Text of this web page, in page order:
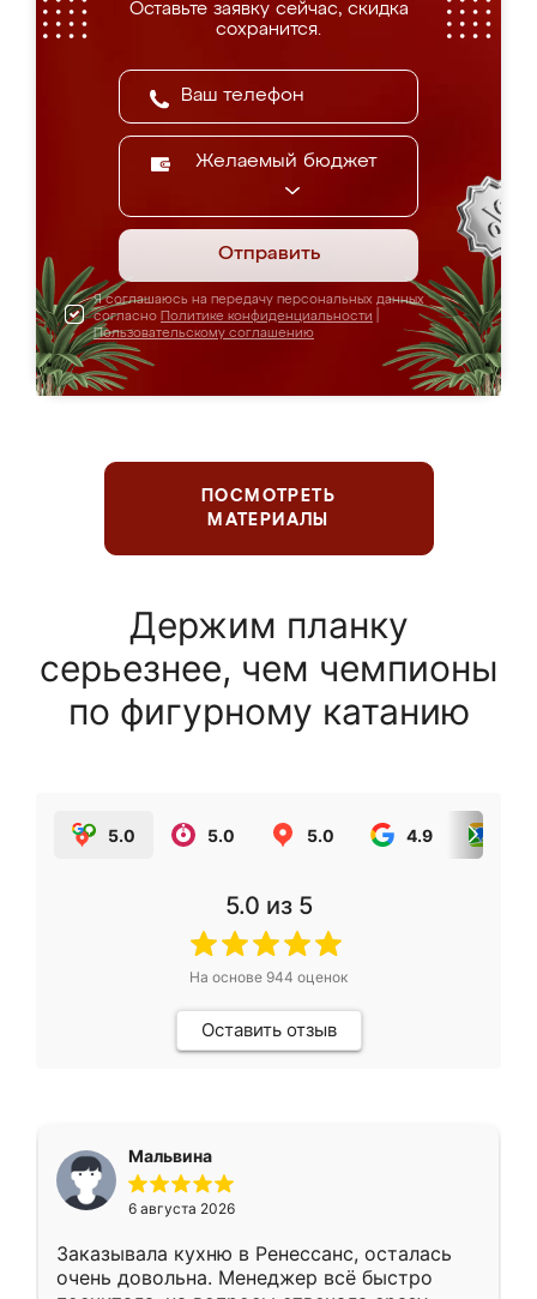
Оставьте заявку сейчас, скидка
сохранится.
Желаемый бюджет
Отправить
Я соглашаюсь на передачу персональных данных
согласно Политике конфиденциальности
Пользовательскому соглашению
ПОСМОТРЕТЬ
МАТЕРИАЛЫ
Держим планку
серьезнее, чем чемпионы
по фигурному катанию
5.0 5.0 5.0 4.9
5.0 из 5
На основе 944 оценок
Оставить отзыв
Мальвина
6 августа 2026
Заказывала кухню в Ренессанс, осталась
очень довольна. Менеджер всё быстро